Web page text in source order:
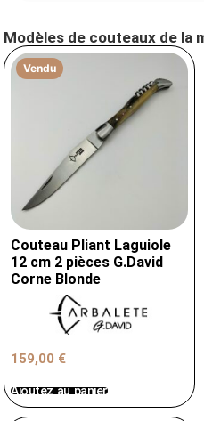
Modèles de couteaux de la
Vendu
Couteau Pliant Laguiole
12 cm 2 pièces G.David
Corne Blonde
159,00 €
Ajoutez au panier